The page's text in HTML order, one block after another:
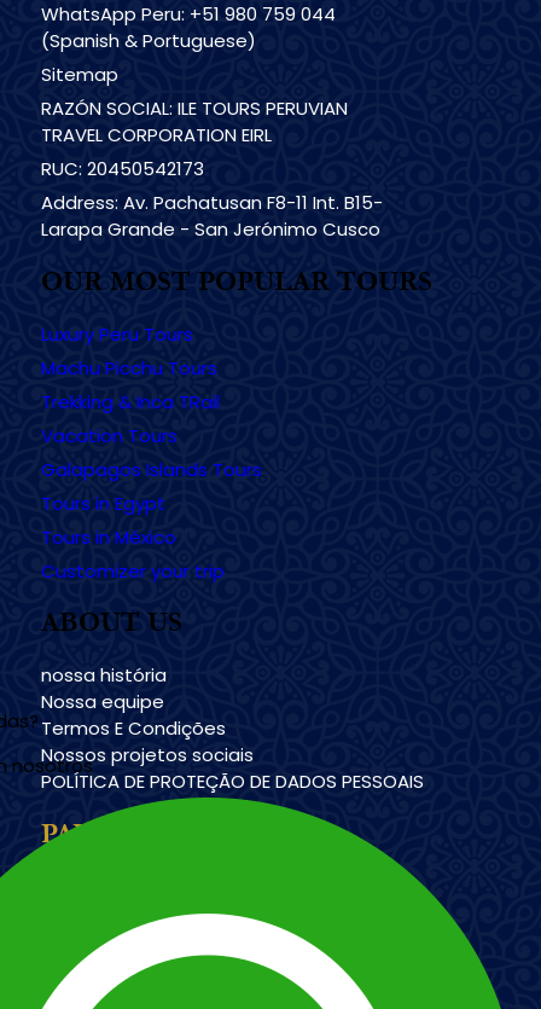
nosotros
WhatsApp Peru: +51 980 759 044
(Spanish & Portuguese)
Sitemap
RAZÓN SOCIAL: ILE TOURS PERUVIAN
TRAVEL CORPORATION EIRL
RUC: 20450542173
Address: Av. Pachatusan F8-11 Int. B15-
Larapa Grande - San Jerónimo Cusco
OUR MOST POPULAR TOURS
Luxury Peru Tours
Machu Picchu Tours
Trekking & Inca TRail
Vacation Tours
Galapagos Islands Tours
Tours in Egypt
Tours in México
Customizer your trip
ABOUT US
nossa história
Nossa equipe
Termos E Condições
Nossos projetos sociais
POLÍTICA DE PROTEÇÃO DE DADOS PESSOAIS
PAYMENT METHODS